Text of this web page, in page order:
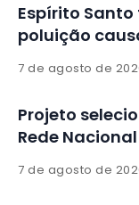
Espírito
poluição
7 de agosto de
Projeto
Rede
7 de agosto de